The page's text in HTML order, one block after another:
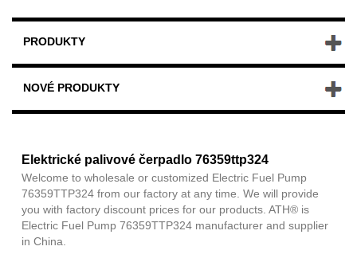
PRODUKTY
NOVÉ PRODUKTY
Elektrické palivové čerpadlo 76359ttp324
Welcome to wholesale or customized Electric Fuel Pump
76359TTP324 from our factory at any time. We will provide
you with factory discount prices for our products. ATH® is
Electric Fuel Pump 76359TTP324 manufacturer and supplier
in China.